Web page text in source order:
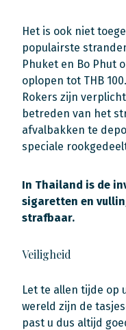
Het is ook niet
populairste
Phuket en Bo Phut
oplopen tot THB
Rokers zijn
betreden van het
afvalbakken te
speciale
In Thailand is de
sigaretten en
strafbaar.
Veiligheid
Let te allen tijde op
wereld zijn de
past u dus altijd